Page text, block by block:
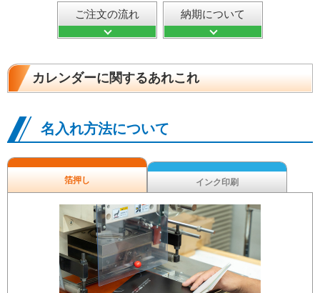
ご注文の流れ 納期について
カレンダーに関するあれこれ
名入れ方法について
箔押し インク印刷